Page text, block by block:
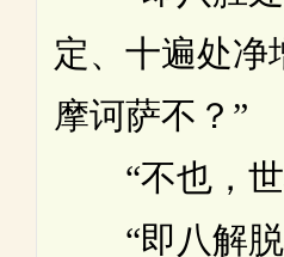
定、十遍处净
摩诃萨不？”
“不也，世
“即八解脱